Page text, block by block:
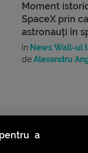
Moment
SpaceX prin
astronauți în
în News Wall-ul
deAlexandru
a